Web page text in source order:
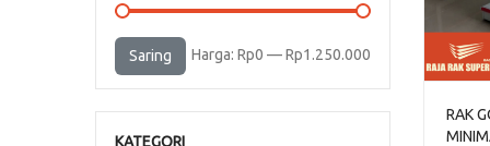
RAK
terendah
tertinggi
Saring Harga: Rp0 —Rp1.250.000
KATEGORI